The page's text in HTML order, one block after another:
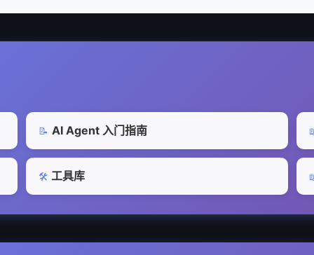
📝 AI Agent 入门指南
🛠️ 工具库